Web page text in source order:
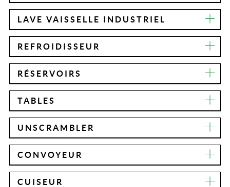
LAVE VAISSELLE INDUSTRIEL
REFROIDISSEUR
RÉSERVOIRS
TABLES
UNSCRAMBLER
CONVOYEUR
CUISEUR